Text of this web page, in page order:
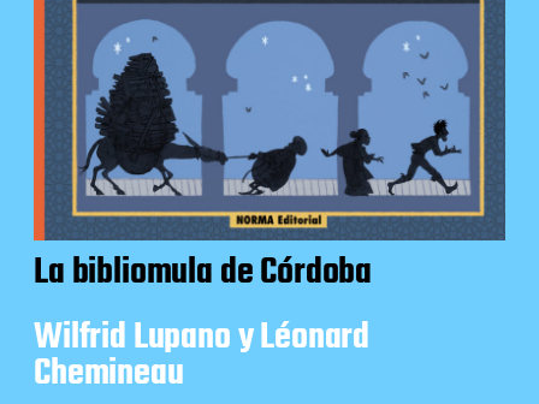
La bibliomula de Córdoba
Wilfrid Lupano y Léonard
Chemineau